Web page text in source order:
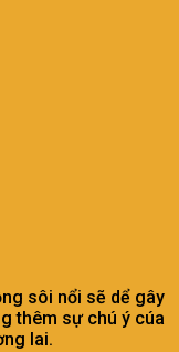
sôi nổi sẽ dể gây
thêm sự chú ý cúa
lai.